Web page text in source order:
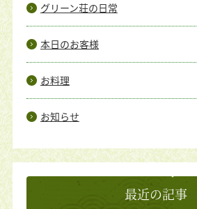
グリーン荘の日常
本日のお客様
お料理
お知らせ
最近の記事